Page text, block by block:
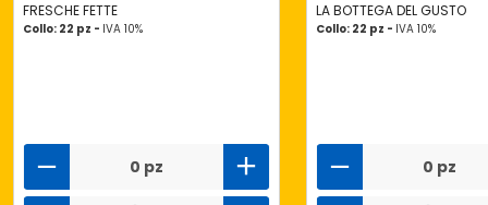
FRESCHE FETTE
Collo: 22 pz - IVA 10%
0 pz
LA BOTTEGA DEL GUSTO
Collo: 22 pz - IVA 10%
0 pz